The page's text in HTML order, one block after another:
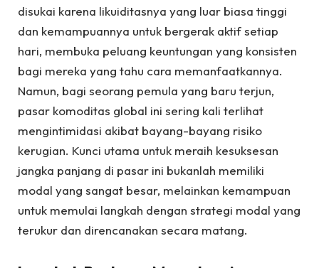
disukai karena likuiditasnya yang luar biasa tinggi
dan kemampuannya untuk bergerak aktif setiap
hari, membuka peluang keuntungan yang konsisten
bagi mereka yang tahu cara memanfaatkannya.
Namun, bagi seorang pemula yang baru terjun,
pasar komoditas global ini sering kali terlihat
mengintimidasi akibat bayang-bayang risiko
kerugian. Kunci utama untuk meraih kesuksesan
jangka panjang di pasar ini bukanlah memiliki
modal yang sangat besar, melainkan kemampuan
untuk memulai langkah dengan strategi modal yang
terukur dan direncanakan secara matang.